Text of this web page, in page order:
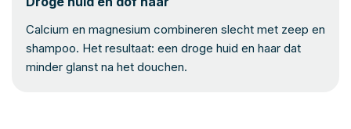
Calcium en magnesium combineren slecht met zeep en
shampoo. Het resultaat: een droge huid en haar dat
minder glanst na het douchen.